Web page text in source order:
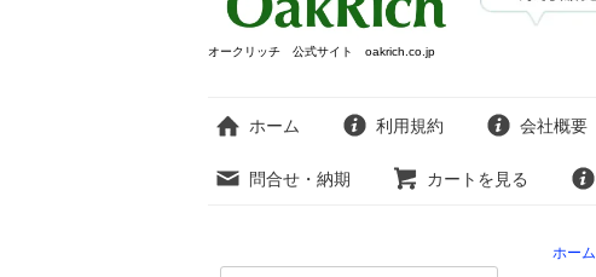
オークリッチ 公式サイト oakrich.co.jp
ホーム 利用規約 会社概要
問合せ・納期 カートを見る
ホーム